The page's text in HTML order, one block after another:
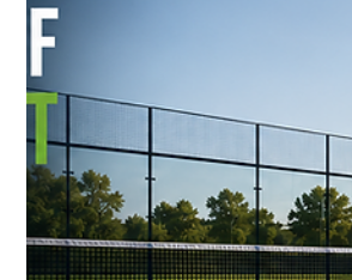
Padel Court Factory
28 июл.
4 мин. чтения
Почему Косово готово